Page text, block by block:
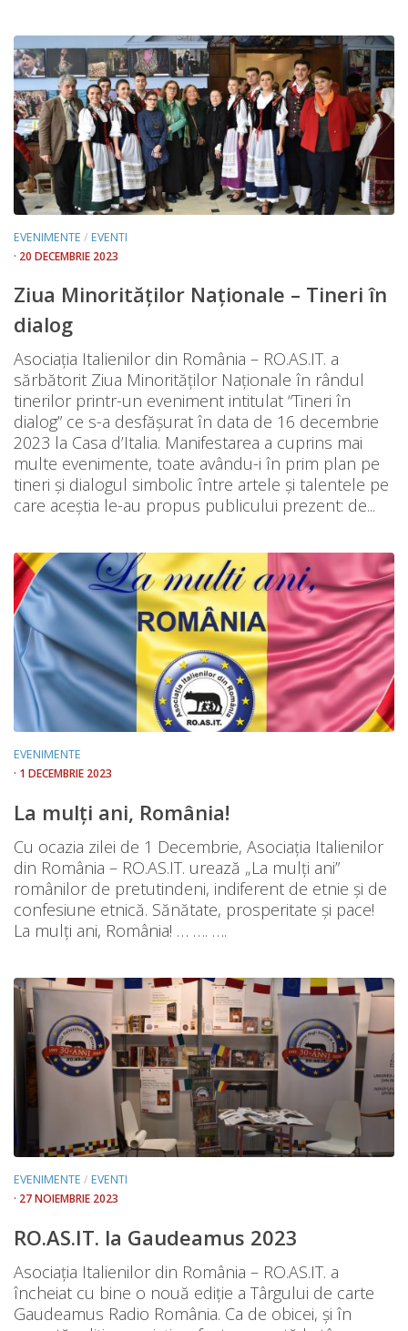
EVENIMENTE / EVENTI
· 20 DECEMBRIE 2023
Ziua Minorităților Naționale – Tineri în
dialog
Asociația Italienilor din România – RO.AS.IT. a
sărbătorit Ziua Minorităților Naționale în rândul
tinerilor printr-un eveniment intitulat “Tineri în
dialog” ce s-a desfășurat în data de 16 decembrie
2023 la Casa d’Italia. Manifestarea a cuprins mai
multe evenimente, toate avându-i în prim plan pe
tineri și dialogul simbolic între artele și talentele pe
care aceștia le-au propus publicului prezent: de...
EVENIMENTE
· 1 DECEMBRIE 2023
La mulți ani, România!
Cu ocazia zilei de 1 Decembrie, Asociația Italienilor
din România – RO.AS.IT. urează „La mulți ani”
românilor de pretutindeni, indiferent de etnie și de
confesiune etnică. Sănătate, prosperitate şi pace!
La mulţi ani, România! … …. ….
EVENIMENTE / EVENTI
· 27 NOIEMBRIE 2023
RO.AS.IT. la Gaudeamus 2023
Asociația Italienilor din România – RO.AS.IT. a
încheiat cu bine o nouă ediție a Târgului de carte
Gaudeamus Radio România. Ca de obicei, și în